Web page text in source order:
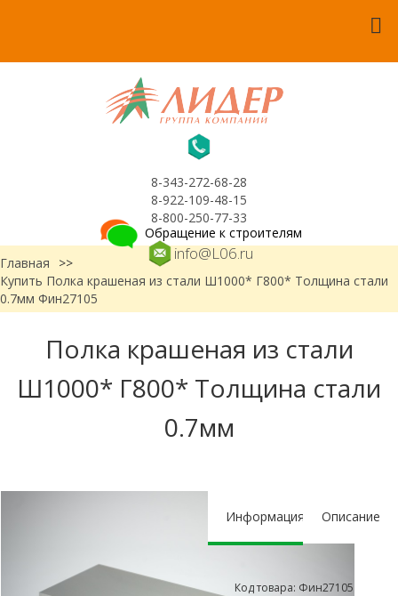
8-343-272-68-28
8-922-109-48-15
8-800-250-77-33
info@L06.ru
Обращение к строителям
Главная
>>
Купить Полка крашеная из стали Ш1000* Г800* Толщина стали
0.7мм Фин27105
Полка крашеная из стали
Ш1000* Г800* Толщина стали
0.7мм
Информация Описание
Код товара: Фин27105